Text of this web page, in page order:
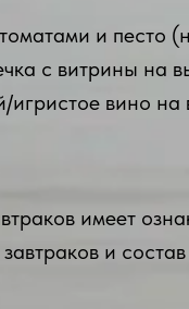
и песто
с витрины на
игристое вино на
имеет
и